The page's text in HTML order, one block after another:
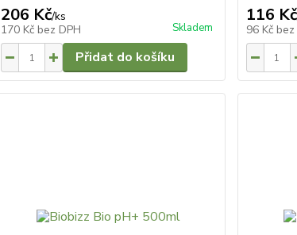
206 Kč/ks
170 Kč bez DPH Skladem
Přidat do košíku
116 Kč
96 Kč bez